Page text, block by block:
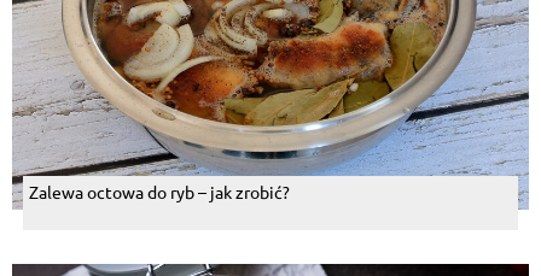
Zalewa octowa do ryb – jak zrobić?